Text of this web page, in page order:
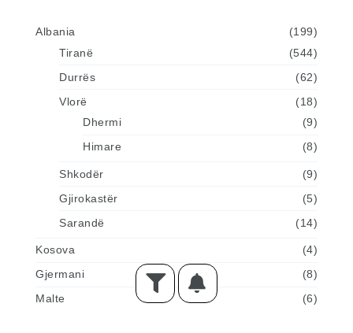
Albania
(199)
Tiranë
(544)
Durrës
(62)
Vlorë
(18)
Dhermi
(9)
Himare
(8)
Shkodër
(9)
Gjirokastër
(5)
Sarandë
(14)
Kosova
(4)
Gjermani
(8)
Malte
(6)